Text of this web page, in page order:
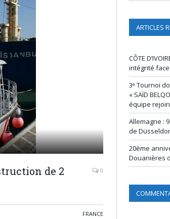
de 2
0
FRANCE
ARTICLES
CÔTE
intégrité
3ᵉ Tournoi
« SAÏD
équipe
Allemagne :
de
20ème
Douanières